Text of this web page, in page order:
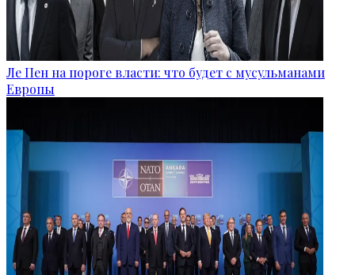
Ле Пен на пороге власти: что будет с мусульманами
Европы